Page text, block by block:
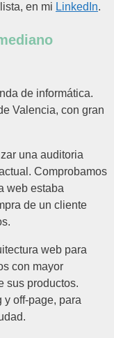
en mi LinkedIn.
de informática.
Valencia, con gran
una auditoria
Comprobamos
web estaba
de un cliente
web para
con mayor
sus productos.
off-page, para